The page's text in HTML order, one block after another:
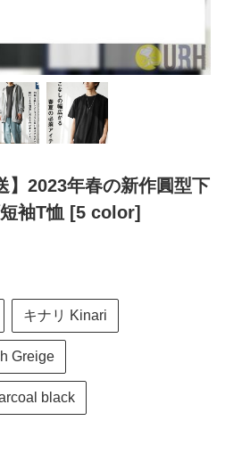
】2023年春の新作圓型下
袖T恤 [5 color]
キナリ Kinari
Greige
black